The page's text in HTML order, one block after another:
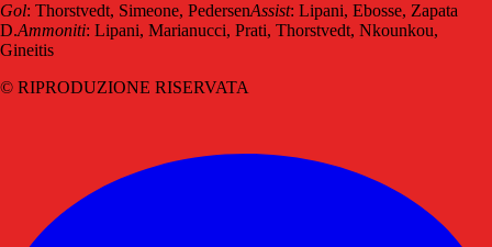
Gol: Thorstvedt, Simeone, PedersenAssist: Lipani, Ebosse, Zapata
D.Ammoniti: Lipani, Marianucci, Prati, Thorstvedt, Nkounkou,
Gineitis
© RIPRODUZIONE RISERVATA